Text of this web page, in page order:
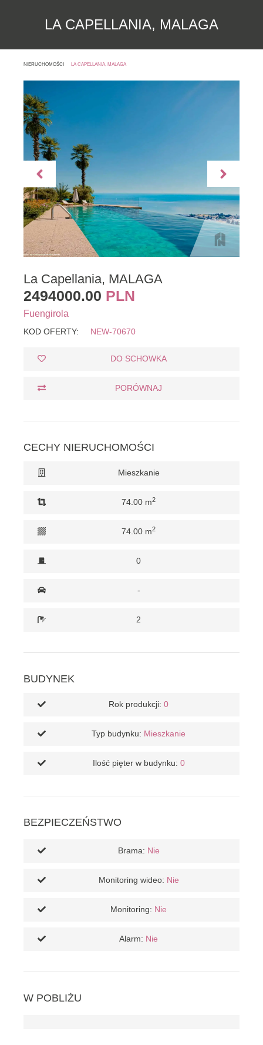
LA CAPELLANIA, MALAGA
NIERUCHOMOŚCI LA CAPELLANIA, MALAGA
La Capellania, MALAGA
2494000.00 PLN
Fuengirola
KOD OFERTY: NEW-70670
DO SCHOWKA
PORÓWNAJ
CECHY NIERUCHOMOŚCI
Mieszkanie
74.00 m2
74.00 m2
0
-
2
BUDYNEK
Rok produkcji: 0
Typ budynku: Mieszkanie
Ilość pięter w budynku: 0
BEZPIECZEŃSTWO
Brama: Nie
Monitoring wideo: Nie
Monitoring: Nie
Alarm: Nie
W POBLIŻU